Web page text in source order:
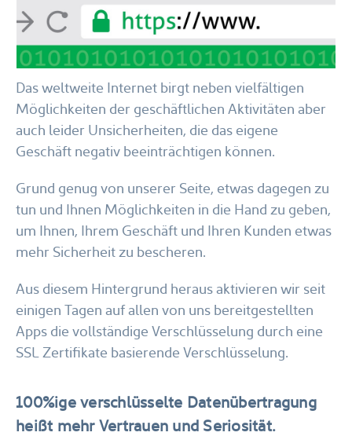
Das weltweite Internet birgt neben vielfältigen
Möglichkeiten der geschäftlichen Aktivitäten aber
auch leider Unsicherheiten, die das eigene
Geschäft negativ beeinträchtigen können.
Grund genug von unserer Seite, etwas dagegen zu
tun und Ihnen Möglichkeiten in die Hand zu geben,
um Ihnen, Ihrem Geschäft und Ihren Kunden etwas
mehr Sicherheit zu bescheren.
Aus diesem Hintergrund heraus aktivieren wir seit
einigen Tagen auf allen von uns bereitgestellten
Apps die vollständige Verschlüsselung durch eine
SSL Zertifikate basierende Verschlüsselung.
100%ige verschlüsselte Datenübertragung
heißt mehr Vertrauen und Seriosität.